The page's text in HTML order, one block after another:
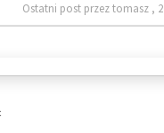
Ostatni post przez tomasz ,